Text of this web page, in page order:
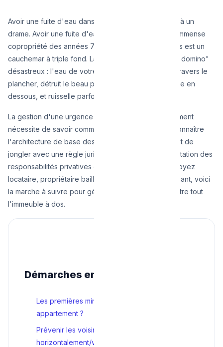
Avoir une fuite d'eau dans une maison isolée est déjà un
drame. Avoir une fuite d'eau au 4ème étage d'une immense
copropriété des années 70 à Ixelles ou à Saint-Gilles est un
cauchemar à triple fond. La verticalité crée un "effet domino"
désastreux : l'eau de votre salle de bain s'infiltre à travers le
plancher, détruit le beau plafond mouluré du locataire en
dessous, et ruisselle parfois jusqu'aux caves.
La gestion d'une urgence de plomberie en appartement
nécessite de savoir communiquer rapidement, de connaître
l'architecture de base des compteurs d'immeuble, et de
jongler avec une règle juridique complexe : la délimitation des
responsabilités privatives et communes. Que vous soyez
locataire, propriétaire bailleur, ou propriétaire occupant, voici
la marche à suivre pour gérer la crise sans vous mettre tout
l'immeuble à dos.
Démarches en copropriété
Les premières minutes : Où couper l'eau en
appartement ?
Prévenir les voisins et sécuriser
horizontalement/verticalement